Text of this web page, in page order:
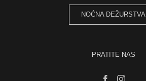
NOĆNA DEŽURSTVA
PRATITE NAS